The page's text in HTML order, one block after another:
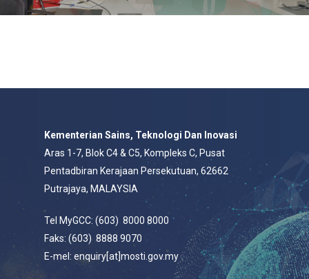
Kementerian Sains, Teknologi Dan Inovasi
Aras 1-7, Blok C4 & C5, Kompleks C, Pusat
Pentadbiran Kerajaan Persekutuan, 62662
Putrajaya, MALAYSIA
Tel MyGCC: (603) 8000 8000
Faks: (603) 8888 9070
E-mel: enquiry[at]mosti.gov.my